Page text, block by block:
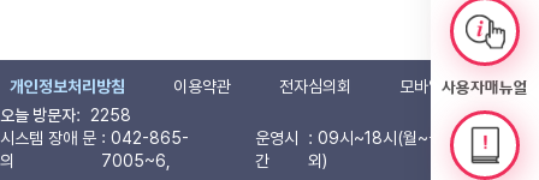
사용자매뉴얼
개인정보처리방침 이용약관 전자심의회
모바일 현장실사
오늘 방문자: 2258
시스템 장애 문
의
: 042-865-
7005~6,
운영시
간
: 09시~18시(월~금, 공휴일 제
외)